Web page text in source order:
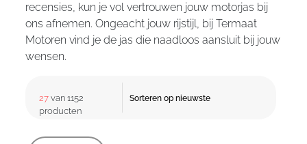
recensies, kun je vol vertrouwen jouw motorjas bij
ons afnemen. Ongeacht jouw rijstijl, bij Termaat
Motoren vind je de jas die naadloos aansluit bij jouw
wensen.
27 van 1152
producten